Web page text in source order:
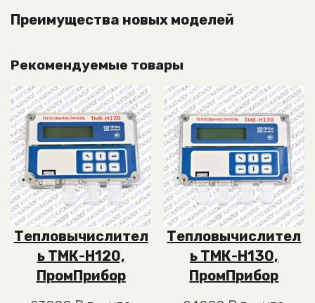
Преимущества новых моделей
Рекомендуемые товары
Тепловычислител
ь ТМК-Н120,
ПромПрибор
Тепловычислител
ь ТМК-Н130,
ПромПрибор